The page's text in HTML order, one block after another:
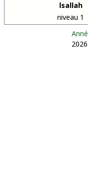
lsallah
niveau 1
2026